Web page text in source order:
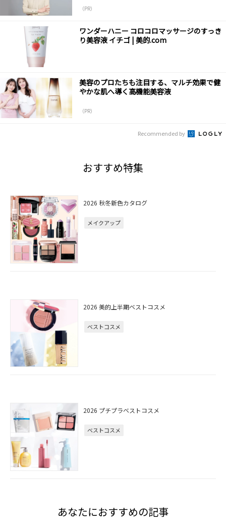
（PR）
ワンダーハニー コロコロマッサージのすっき
り美容液 イチゴ | 美的.com
美容のプロたちも注目する、マルチ効果で健
やかな肌へ導く高機能美容液
（PR）
Recommended by
おすすめ特集
2026 秋冬新色カタログ
メイクアップ
2026 美的上半期ベストコスメ
ベストコスメ
2026 プチプラベストコスメ
ベストコスメ
あなたにおすすめの記事